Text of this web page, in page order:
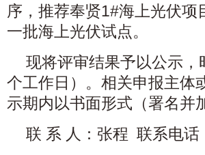
序，推荐奉贤1#海上光伏
一批海上光伏试点。
现将评审结果予以公示
个工作日）。相关申报主体
示期内以书面形式（署名并
联 系 人：张程 联系电